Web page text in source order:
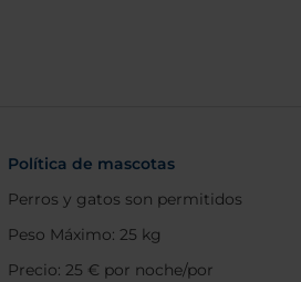
Política de mascotas
Perros y gatos son permitidos
Peso Máximo: 25 kg
Precio: 25 € por noche/por